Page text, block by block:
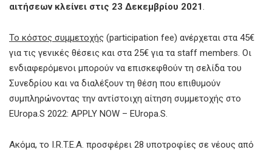
αιτήσεων κλείνει στις 23 Δεκεμβρίου 2021
Το κόστος συμμετοχής (participation fee) ανέρχεται στα 45€
για τις γενικές θέσεις και στα 25€ για τα staff members. Οι
ενδιαφερόμενοι μπορούν να επισκεφθούν τη σελίδα του
Συνεδρίου και να διαλέξουν τη θέση που επιθυμούν
συμπληρώνοντας την αντίστοιχη αίτηση συμμετοχής στο
EUropa.S 2022: APPLY NOW – EUropa.S.
Ακόμα, το I.R.T.E.A. προσφέρει 28 υποτροφίες σε νέους από